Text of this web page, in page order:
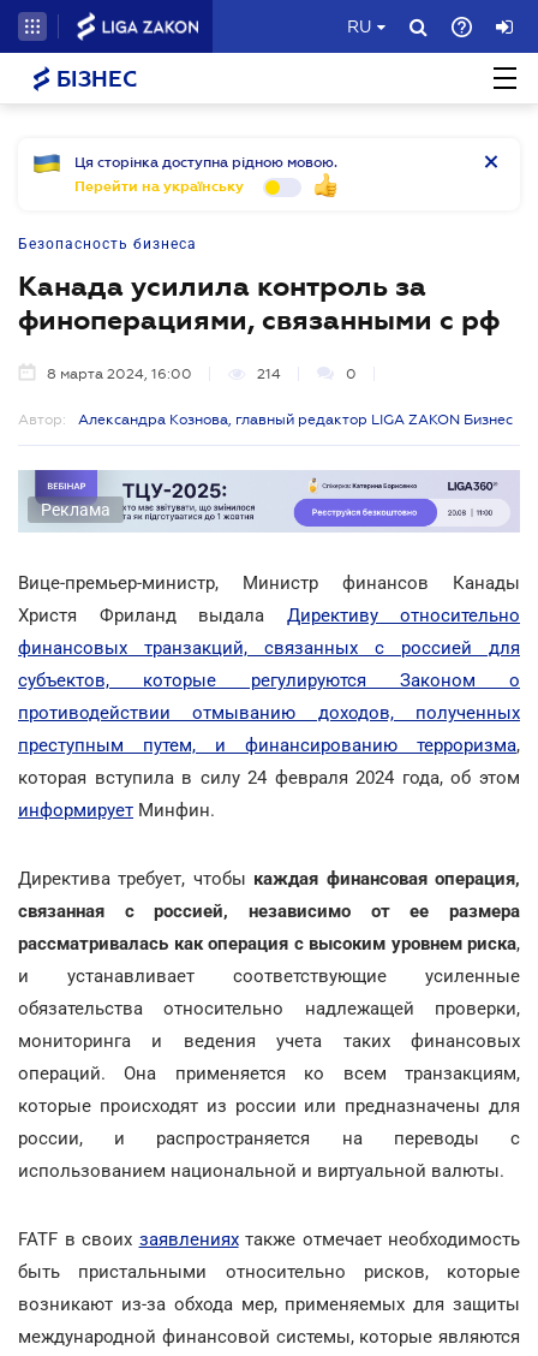
RU
БІЗНЕС
Ця сторінка доступна рідною мовою.
Перейти на українську
Безопасность бизнеса
Канада усилила контроль за
финоперациями, связанными с рф
8 марта 2024, 16:00 214 0
Автор: Александра Кознова, главный редактор LIGA ZAKON Бизнес
Реклама
Вице-премьер-министр, Министр финансов Канады
Христя Фриланд выдала Директиву относительно
финансовых транзакций, связанных с россией для
субъектов, которые регулируются Законом о
противодействии отмыванию доходов, полученных
преступным путем, и финансированию терроризма,
которая вступила в силу 24 февраля 2024 года, об этом
информирует Минфин.
Директива требует, чтобы каждая финансовая операция,
связанная с россией, независимо от ее размера
рассматривалась как операция с высоким уровнем риска,
и устанавливает соответствующие усиленные
обязательства относительно надлежащей проверки,
мониторинга и ведения учета таких финансовых
операций. Она применяется ко всем транзакциям,
которые происходят из россии или предназначены для
россии, и распространяется на переводы с
использованием национальной и виртуальной валюты.
FATF в своих заявленияхтакже отмечает необходимость
быть пристальными относительно рисков, которые
возникают из-за обхода мер, применяемых для защиты
международной финансовой системы, которые являются